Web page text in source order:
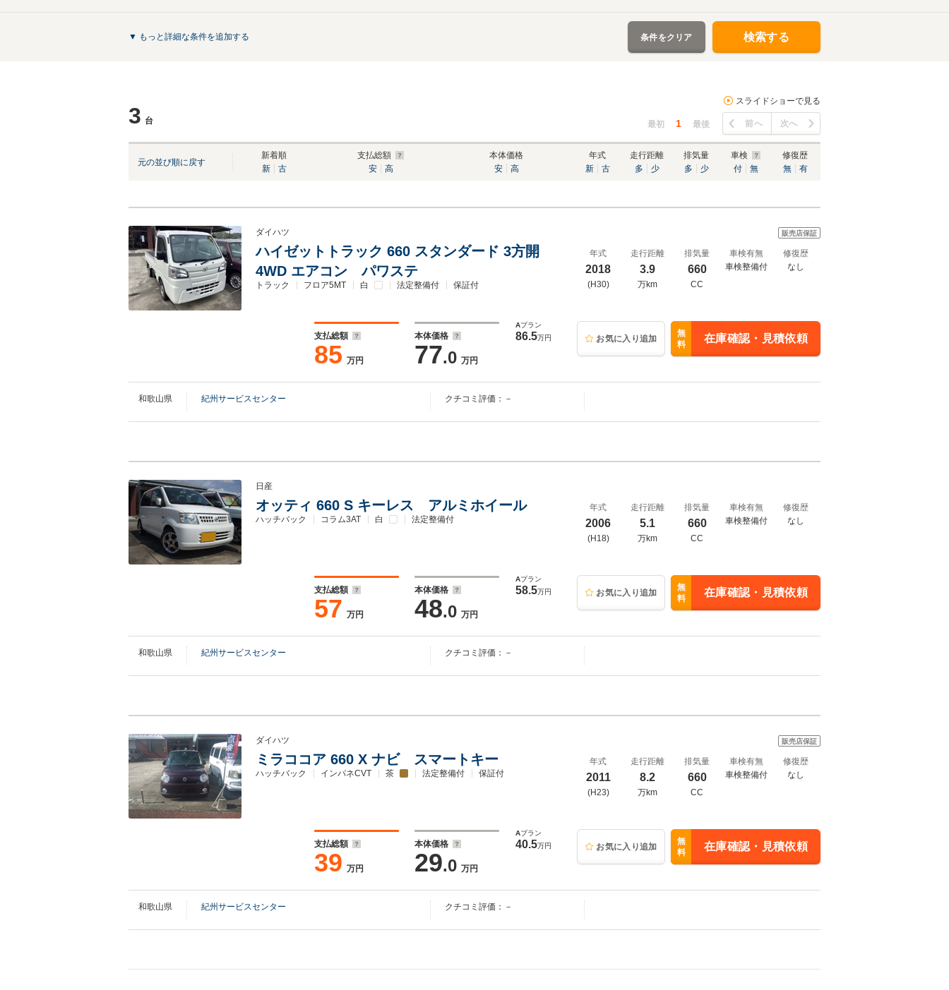
▼ もっと詳細な条件を追加する 条件をクリア 検索する
3 台
スライドショーで見る
最初 1 最後 前へ 次へ
元の並び順に戻す
新着順
新
古
支払総額
安
高
本体価格
安
高
年式
新
古
走行距離
多
少
排気量
多
少
車検
付
無
修復歴
無
有
ダイハツ
ハイゼットトラック 660 スタンダード 3方開
4WD エアコン パワステ
トラック フロア5MT 白 法定整備付 保証付
支払総額
85 万円
本体価格
77.0 万円
Aプラン
86.5万円
販売店保証
年式
2018
(H30)
走行距離
3.9
万km
排気量
660
CC
車検有無
車検整備付
修復歴
なし
お気に入り追加
無
料
在庫確認・見積依頼
和歌山県 紀州サービスセンター クチコミ評価：－
日産
オッティ 660 S キーレス アルミホイール
ハッチバック コラム3AT 白 法定整備付
支払総額
57 万円
本体価格
48.0 万円
Aプラン
58.5万円
年式
2006
(H18)
走行距離
5.1
万km
排気量
660
CC
車検有無
車検整備付
修復歴
なし
お気に入り追加
無
料
在庫確認・見積依頼
和歌山県 紀州サービスセンター クチコミ評価：－
ダイハツ
ミラココア 660 X ナビ スマートキー
ハッチバック インパネCVT 茶 法定整備付 保証付
支払総額
39 万円
本体価格
29.0 万円
Aプラン
40.5万円
販売店保証
年式
2011
(H23)
走行距離
8.2
万km
排気量
660
CC
車検有無
車検整備付
修復歴
なし
お気に入り追加
無
料
在庫確認・見積依頼
和歌山県 紀州サービスセンター クチコミ評価：－